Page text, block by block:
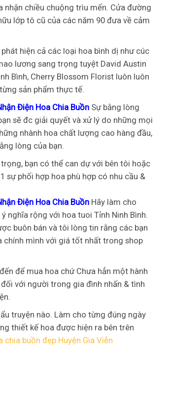
nhận chiều chuộng trìu mến. Cửa đường
lớp tô cũ của các năm 90 đưa về cảm
hiện cả các loại hoa bình dị như cúc
lương sang trọng tuyệt David Austin
Bình, Cherry Blossom Florist luôn luôn
sản phẩm thực tế.
Điện Hoa Chia Buồn Sự bằng lòng
sẽ đc giải quyết và xử lý do những mọi
nhành hoa chất lượng cao hàng đầu,
lòng của bạn.
bạn có thể can dự với bên tôi hoặc
sự phối hợp hoa phù hợp có nhu cầu &
Điện Hoa Chia Buồn Hãy làm cho
nghĩa rộng với hoa tuoi Tỉnh Ninh Bình.
buôn bán và tôi lòng tin rằng các bạn
chính mình với giá tốt nhất trong shop
để mua hoa chứ Chưa hẳn một hành
với người trong gia đình nhấn & tình
truyện nào. Làm cho từng đúng ngày
thiết kế hoa được hiện ra bên trên
chia buồn đẹp Huyện Gia Viễn